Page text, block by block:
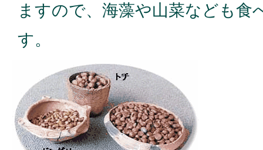
ますので、海藻や山菜なども食
す。